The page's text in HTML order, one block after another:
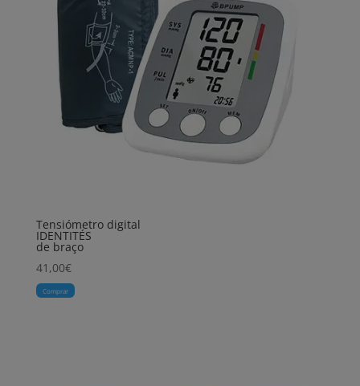
Tensiómetro digital
IDENTITÉS
de braço
41,00€
Comprar